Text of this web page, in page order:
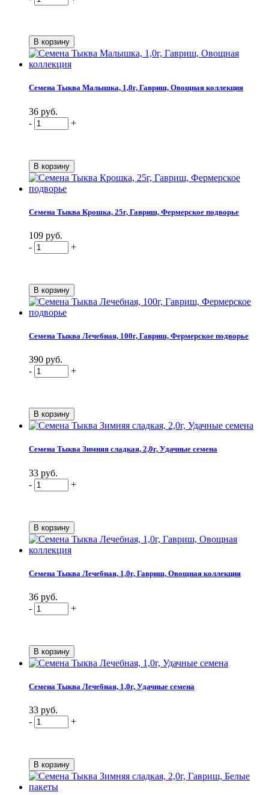
Семена Тыква Малышка, 1,0г, Гавриш, Овощная коллекция
36 руб.
-
+
Семена Тыква Крошка, 25г, Гавриш, Фермерское подворье
109 руб.
-
+
Семена Тыква Лечебная, 100г, Гавриш, Фермерское подворье
390 руб.
-
+
Семена Тыква Зимняя сладкая, 2,0г, Удачные семена
33 руб.
-
+
Семена Тыква Лечебная, 1,0г, Гавриш, Овощная коллекция
36 руб.
-
+
Семена Тыква Лечебная, 1,0г, Удачные семена
33 руб.
-
+